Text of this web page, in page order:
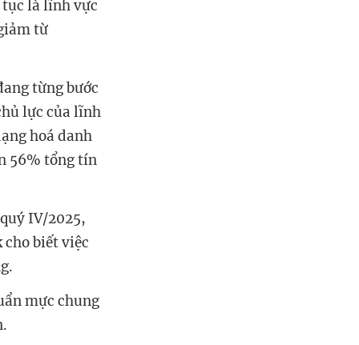
tục là lĩnh vực
từ
từng bước
lực của lĩnh
hoá danh
56% tổng tín
IV/2025,
biết việc
mực chung